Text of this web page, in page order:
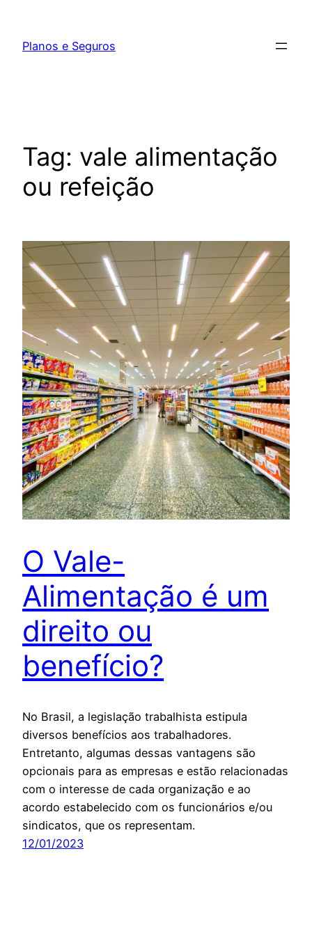
Planos e Seguros
Tag: vale alimentação
ou refeição
O Vale-
Alimentação é um
direito ou
benefício?
No Brasil, a legislação trabalhista estipula
diversos benefícios aos trabalhadores.
Entretanto, algumas dessas vantagens são
opcionais para as empresas e estão relacionadas
com o interesse de cada organização e ao
acordo estabelecido com os funcionários e/ou
sindicatos, que os representam.
12/01/2023